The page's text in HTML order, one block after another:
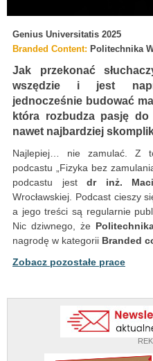
Genius Universitatis 2025
Branded Content: Politechnika
Jak przekonać
wszędzie i jest
jednocześnie budować
która rozbudza pasję
nawet najbardziej
Najlepiej… nie zamulać. Z
podcastu „Fizyka bez
podcastu jestdr inż.
Wrocławskiej. Podcast cieszy
a jego treści są regularnie
Nic dziwnego, że
nagrodę w kategorii Branded
Zobacz pozostałe prace